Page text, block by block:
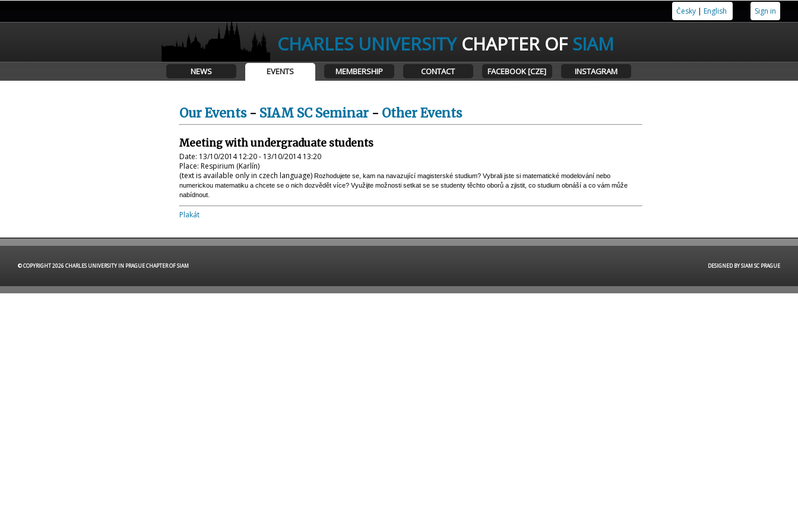
Česky | English Sign in
CHARLES UNIVERSITYCHAPTER OFSIAM
NEWS EVENTS MEMBERSHIP CONTACT FACEBOOK [CZE] INSTAGRAM
Our Events- SIAM SC Seminar - Other Events
Meeting with undergraduate students
Date: 13/10/2014 12:20 - 13/10/2014 13:20
Place: Respirium (Karlín)
(text is available only in czech language) Rozhodujete se, kam na navazující magisterské studium? Vybrali jste si matematické modelování nebo
numerickou matematiku a chcete se o nich dozvědět více? Využijte možnosti setkat se se studenty těchto oborů a zjistit, co studium obnáší a co vám může
nabídnout.
Plakát
© COPYRIGHT 2026 CHARLES UNIVERSITY IN PRAGUE CHAPTER OF SIAM DESIGNED BY SIAM SC PRAGUE